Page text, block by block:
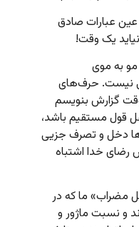
عبارات صادق
یک وقت!
به موی
نیست. حرف‌های
گزارش بنویسم
قول مستقیم باشد،
دخل و تصرف جزیی
رضای خدا اشتباه
ما که در
و نسبت ماژور و